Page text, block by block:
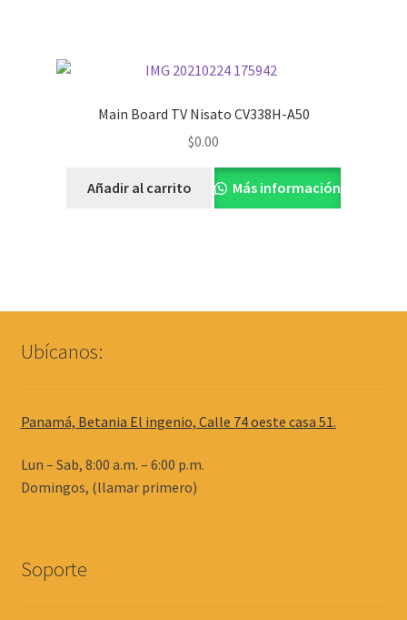
Main Board TV Nisato CV338H-A50
$0.00
Añadir al carrito Más información
Ubícanos:
Panamá, Betania El ingenio, Calle 74 oeste casa 51.
Lun – Sab, 8:00 a.m. – 6:00 p.m.
Domingos, (llamar primero)
Soporte